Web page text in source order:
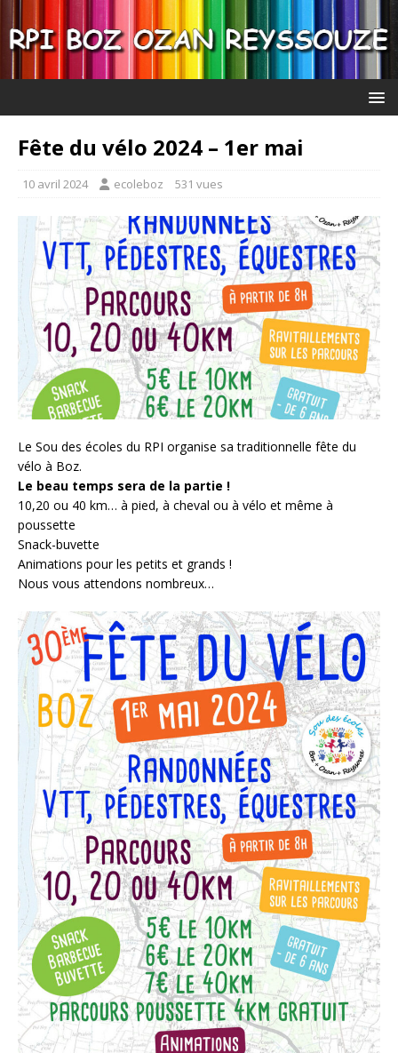
Fête du vélo 2024 – 1er mai
10 avril 2024 ecoleboz 531 vues
Le Sou des écoles du RPI organise sa traditionnelle fête du
vélo à Boz.
Le beau temps sera de la partie !
10,20 ou 40 km… à pied, à cheval ou à vélo et même à
poussette
Snack-buvette
Animations pour les petits et grands !
Nous vous attendons nombreux…